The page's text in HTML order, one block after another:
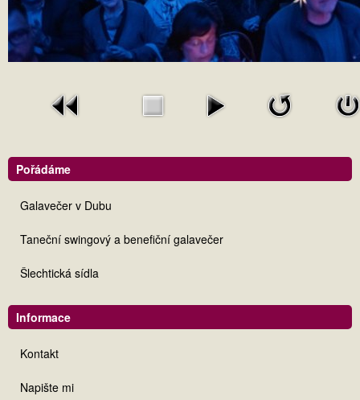
Pořádáme
Galavečer v Dubu
Taneční swingový a benefiční galavečer
Šlechtická sídla
Informace
Kontakt
Napište mi